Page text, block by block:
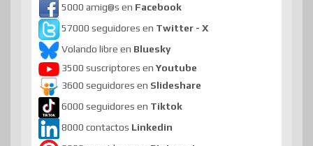
5000 amig@s en Facebook
57000 seguidores en Twitter - X
Volando libre en Bluesky
3500 suscriptores en Youtube
3600 seguidores en Slideshare
6000 seguidores en Tiktok
8000 contactos Linkedin